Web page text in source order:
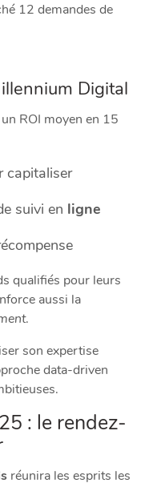
12 demandes de
Digital
ROI moyen en 15
capitaliser
suivi en ligne
qualifiés pour leurs
aussi la
.
son expertise
data-driven
: le rendez-
réunira les esprits les